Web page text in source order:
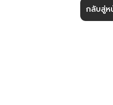
กลับสู่ห